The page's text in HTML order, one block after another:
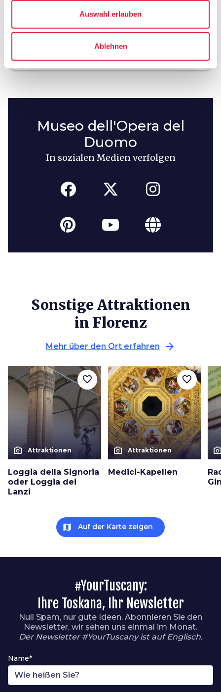
Auswahl erlauben
Ablehnen
Erlebnisse
Museo dell'Opera del
Duomo
In sozialen Medien verfolgen
Sonstige Attraktionen
in Florenz
Mehr über den Ort erfahren arrow_forward
photo_camera Attraktionen
Loggia della Signoria
oder Loggia dei
Lanzi
favorite_border
photo_camera Attraktionen
Medici-Kapellen
favorite_border
map Auf der Karte zeigen
#YourTuscany:
Ihre Toskana, Ihr Newsletter
Null Spam, nur gute Ideen. Abonnieren Sie den
Newsletter, wir sehen uns einmal im Monat.
Der Newsletter #YourTuscany ist auf Englisch.
Name*